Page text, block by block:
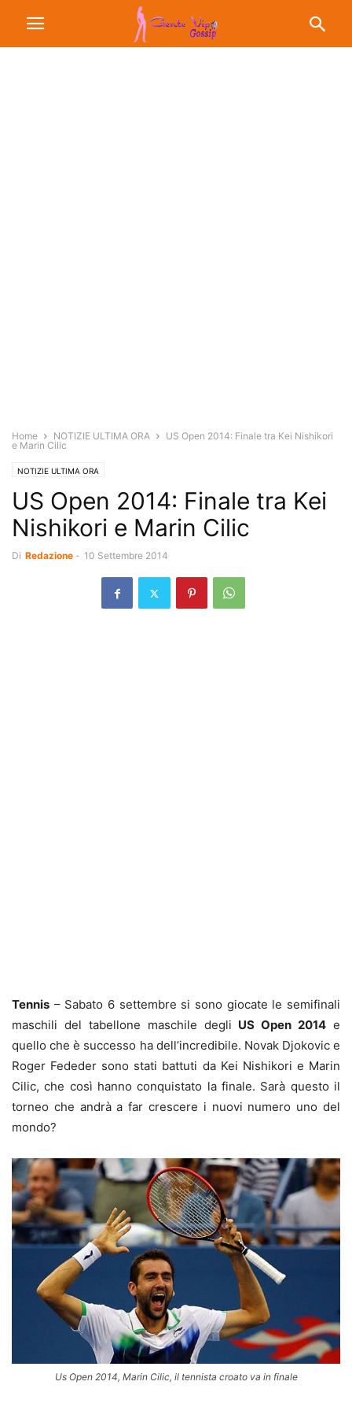
Home NOTIZIE ULTIMA ORA
US Open 2014: Finale tra Kei Nishikori
e Marin Cilic
NOTIZIE ULTIMA ORA
US Open 2014: Finale tra Kei
Nishikori e Marin Cilic
Di Redazione - 10 Settembre 2014
Tennis – Sabato 6 settembre si sono giocate le semifinali
maschili del tabellone maschile degli US Open 2014 e
quello che è successo ha dell’incredibile. Novak Djokovic e
Roger Fededer sono stati battuti da Kei Nishikori e Marin
Cilic, che così hanno conquistato la finale. Sarà questo il
torneo che andrà a far crescere i nuovi numero uno del
mondo?
Us Open 2014, Marin Cilic, il tennista croato va in finale